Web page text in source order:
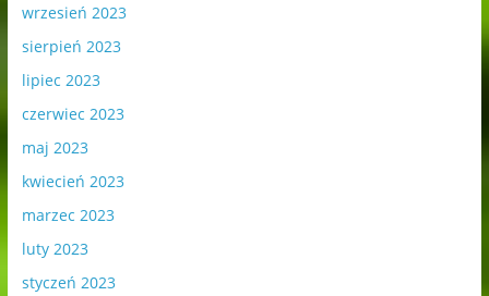
wrzesień 2023
sierpień 2023
lipiec 2023
czerwiec 2023
maj 2023
kwiecień 2023
marzec 2023
luty 2023
styczeń 2023